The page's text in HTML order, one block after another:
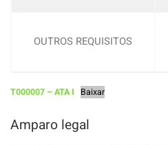
OUTROS REQUISITOS
T000007 – ATA I Baixar
Amparo legal